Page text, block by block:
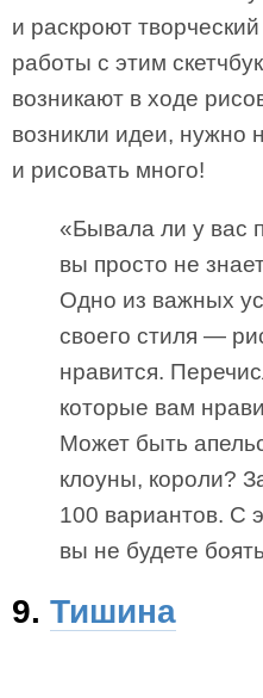
и раскроют
работы с этим
возникают в ходе
возникли идеи, нужно
и рисовать много!
«Бывала ли у вас
вы просто не
Одно из важных
своего стиля —
нравится.
которые вам
Может быть
клоуны, короли?
100 вариантов. С
вы не будете
9. Тишина